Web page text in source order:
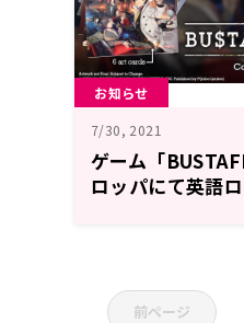
お知らせ
7/30, 2021
ゲーム「
ロッパにて英語
前ページ